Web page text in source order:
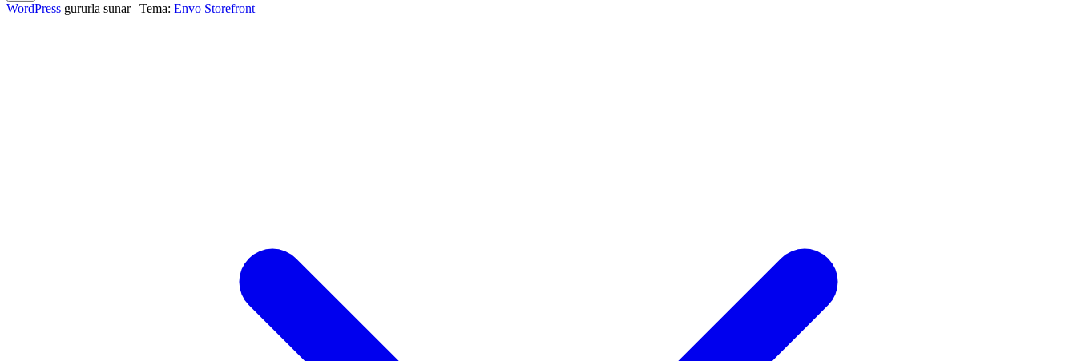
WordPress gururla sunar | Tema: Envo Storefront